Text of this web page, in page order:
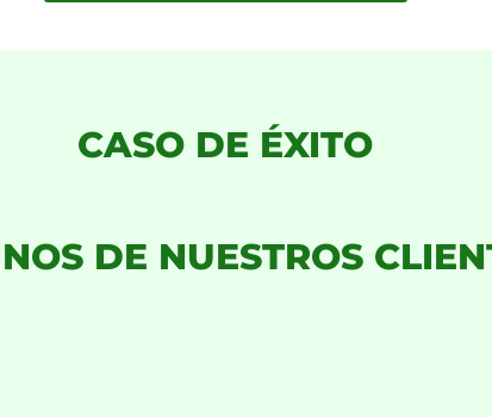
CASO DE ÉXITO
DE NUESTROS